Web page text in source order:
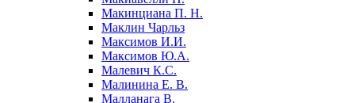
Макинциана П. Н.
Маклин Чарльз
Максимов И.И.
Максимов Ю.А.
Малевич К.С.
Малинина Е. В.
Малланага В.